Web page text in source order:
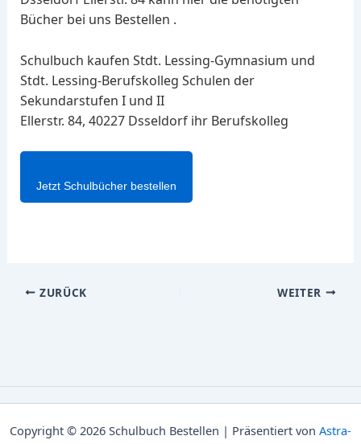
Bücher bei uns Bestellen .
Schulbuch kaufen Stdt. Lessing-Gymnasium und
Stdt. Lessing-Berufskolleg Schulen der
Sekundarstufen I und II
Ellerstr. 84, 40227 Dsseldorf ihr Berufskolleg
Jetzt Schulbücher bestellen
ZURÜCK WEITER
Copyright © 2026 Schulbuch Bestellen | Präsentiert von Astra-